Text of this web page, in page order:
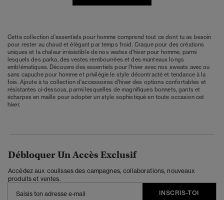
Cette collection d'essentiels pour homme comprend tout ce dont tu as besoin
pour rester au chaud et élégant par temps froid. Craque pour des créations
uniques et la chaleur irrésistible de nos vestes d'hiver pour homme, parmi
lesquels des parka, des vestes rembourrées et des manteaux longs
emblématiques. Découvre des essentiels pour l'hiver avec nos sweats avec ou
sans capuche pour homme et privilégie le style décontracté et tendance à la
fois. Ajoute à ta collection d'accessoires d'hiver des options confortables et
résistantes ci-dessous, parmi lesquelles de magnifiques bonnets, gants et
écharpes en maille pour adopter un style sophistiqué en toute occasion cet
hiver.
Débloquer Un Accès Exclusif
Accédez aux coulisses des campagnes, collaborations, nouveaux
produits et ventes.
INSCRIS-TOI